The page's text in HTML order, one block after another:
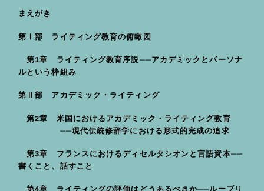
まえがき
第Ⅰ部 ライティング教育の俯瞰図
第1章 ライティング教育序説──アカデミックとパーソナ
ルという枠組み
第Ⅱ部 アカデミック・ライティング
第2章 米国におけるアカデミック・ライティング教育
──現代伝統修辞学における形式的完成の追求
第3章 フランスにおけるディセルタシオンと言語資本──
書くこと、話すこと
第4章 ライティングの評価はどうあるべきか──ルーブリ